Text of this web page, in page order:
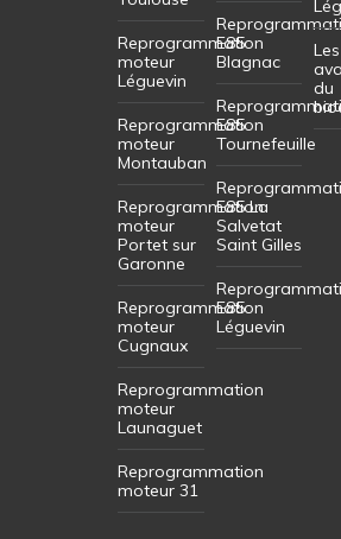
Reprogrammation
moteur
Léguevin
Reprogrammation
moteur
Montauban
Reprogrammation
moteur
Portet sur
Garonne
Reprogrammation
moteur
Cugnaux
Reprogrammation
moteur
Launaguet
Reprogrammation
moteur 31
E85
Blagnac
E85
Tournefeuille
E85 La
Salvetat
Saint Gilles
E85
Léguevin
Les
du